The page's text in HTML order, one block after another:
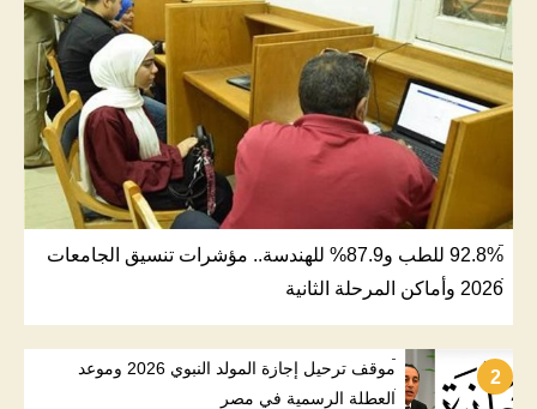
92.8% للطب و87.9% للهندسة.. مؤشرات تنسيق الجامعات
2026 وأماكن المرحلة الثانية
2
موقف ترحيل إجازة المولد النبوي 2026 وموعد
العطلة الرسمية في مصر